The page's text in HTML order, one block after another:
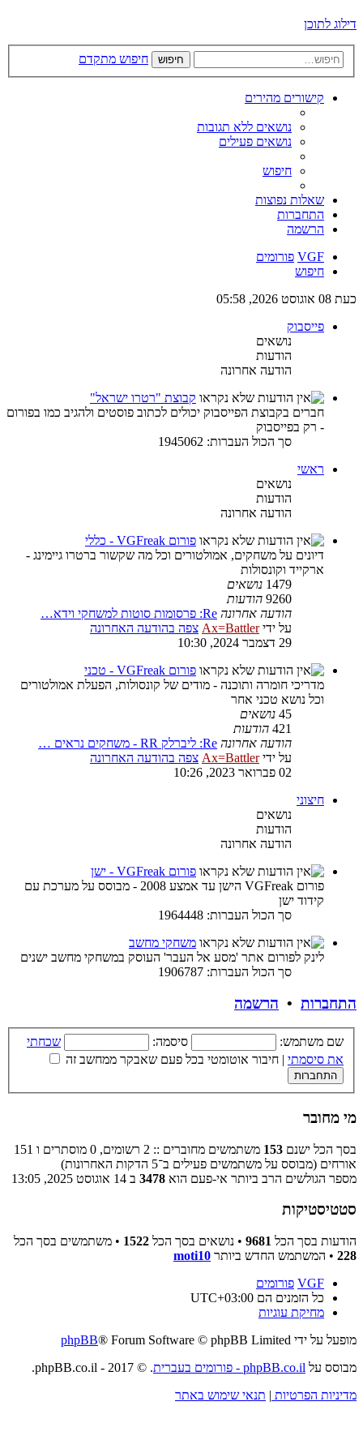
דילוג לתוכן
חיפוש חיפוש מתקדם
קישורים מהירים
נושאים ללא תגובות
נושאים פעילים
חיפוש
שאלות נפוצות
התחברות
הרשמה
VGF פורומים
חיפוש
כעת 08 אוגוסט 2026, 05:58
פייסבוק
נושאים
הודעות
הודעה אחרונה
קבוצת "רטרו ישראל"
חברים בקבוצת הפייסבוק יכולים לכתוב פוסטים ולהגיב כמו בפורום
- רק בפייסבוק
סך הכול העברות: 1945062
ראשי
נושאים
הודעות
הודעה אחרונה
פורום VGFreak - כללי
דיונים על משחקים, אמולטורים וכל מה שקשור ברטרו גיימינג -
ארקייד וקונסולות
1479 נושאים
9260 הודעות
הודעה אחרונה Re: פרסומות סוטות למשחקי וידא…
על ידיAx=Battler צפה בהודעה האחרונה
29 דצמבר 2024, 10:30
פורום VGFreak - טכני
מדריכי חומרה ותוכנה - מודים של קונסולות, הפעלת אמולטורים
וכל נושא טכני אחר
45 נושאים
421 הודעות
הודעה אחרונה Re: ליברלק RR - משחקים נראים …
על ידיAx=Battler צפה בהודעה האחרונה
02 פברואר 2023, 10:26
חיצוני
נושאים
הודעות
הודעה אחרונה
פורום VGFreak - ישן
פורום VGFreak הישן עד אמצע 2008 - מבוסס על מערכת עם
קידוד ישן
סך הכול העברות: 1964448
משחקי מחשב
לינק לפורום אתר 'מסע אל העבר' העוסק במשחקי מחשב ישנים
סך הכול העברות: 1906787
התחברות • הרשמה
שם משתמש: סיסמה:
שכחתי
את סיסמתי | חיבור אוטומטי בכל פעם שאבקר ממחשב זה
מי מחובר
בסך הכל ישנם 153
משתמשים מחוברים :: 2 רשומים, 0 מוסתרים ו 151
אורחים (מבוסס על משתמשים פעילים ב־5 הדקות האחרונות)
מספר הגולשים הרב ביותר אי-פעם הוא 3478 ב 14 אוגוסט 2025, 13:05
סטטיסטיקות
הודעות בסך הכל 9681 • נושאים בסך הכל 1522 • משתמשים בסך הכל
228 • המשתמש החדש ביותר moti10
VGF פורומים
כל הזמנים הם UTC+03:00
מחיקת עוגיות
מופעל על ידי
phpBB® Forum Software © phpBB Limited
מבוסס על phpBB.co.il - פורומים בעברית
. © 2017 - phpBB.co.il.
מדיניות הפרטיות | תנאי שימוש באתר